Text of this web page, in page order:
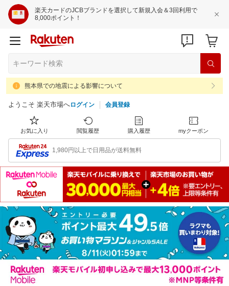
楽天カードのJCBブランドを選択して新規入会＆3回利用で
8,000ポイント！
熊本県での地震による影響について
ようこそ 楽天市場へログイン 会員登録
お気に入り 閲覧履歴 購入履歴 myクーポン
1,980円以上で日用品が送料無料